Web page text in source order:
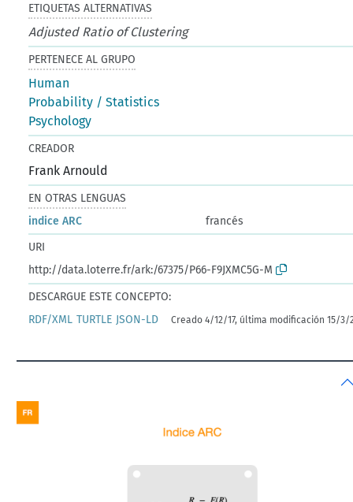
ETIQUETAS ALTERNATIVAS
Adjusted Ratio of Clustering
PERTENECE AL GRUPO
Human
Probability / Statistics
Psychology
CREADOR
Frank Arnould
EN OTRAS LENGUAS
indice ARC
francés
URI
http://data.loterre.fr/ark:/67375/P66-F9JXMC5G-M
DESCARGUE ESTE CONCEPTO:
RDF/XML TURTLE JSON-LD Creado 4/12/17, última modificación 15/3/